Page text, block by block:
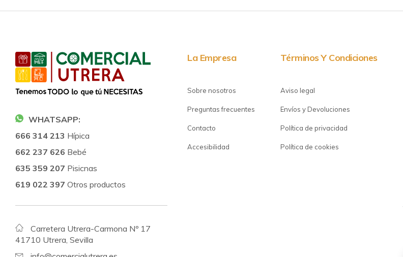
WHATSAPP:
666 314 213 Hípica
662 237 626 Bebé
635 359 207 Pisicnas
619 022 397 Otros productos
Carretera Utrera-Carmona Nº 17
41710 Utrera, Sevilla
La Empresa
Sobre nosotros
Preguntas frecuentes
Contacto
Accesibilidad
Términos Y Condiciones
Aviso legal
Envíos y Devoluciones
Política de privacidad
Política de cookies